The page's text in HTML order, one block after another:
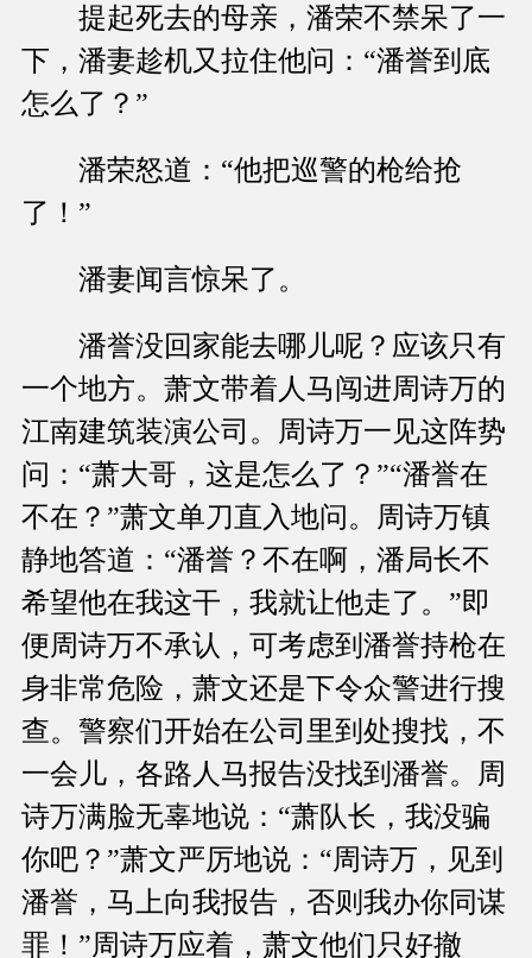
提起死去的母亲，潘荣不禁呆了一
下，潘妻趁机又拉住他问：“潘誉到底
怎么了？”
潘荣怒道：“他把巡警的枪给抢
了！”
潘妻闻言惊呆了。
潘誉没回家能去哪儿呢？应该只有
一个地方。萧文带着人马闯进周诗万的
江南建筑装演公司。周诗万一见这阵势
问：“萧大哥，这是怎么了？”“潘誉在
不在？”萧文单刀直入地问。周诗万镇
静地答道：“潘誉？不在啊，潘局长不
希望他在我这干，我就让他走了。”即
便周诗万不承认，可考虑到潘誉持枪在
身非常危险，萧文还是下令众警进行搜
查。警察们开始在公司里到处搜找，不
一会儿，各路人马报告没找到潘誉。周
诗万满脸无辜地说：“萧队长，我没骗
你吧？”萧文严厉地说：“周诗万，见到
潘誉，马上向我报告，否则我办你同谋
罪！”周诗万应着，萧文他们只好撤